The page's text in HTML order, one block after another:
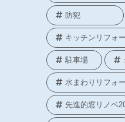
防犯
キッチンリフォ
駐車場
水まわりリフォ
先進的窓リノベ